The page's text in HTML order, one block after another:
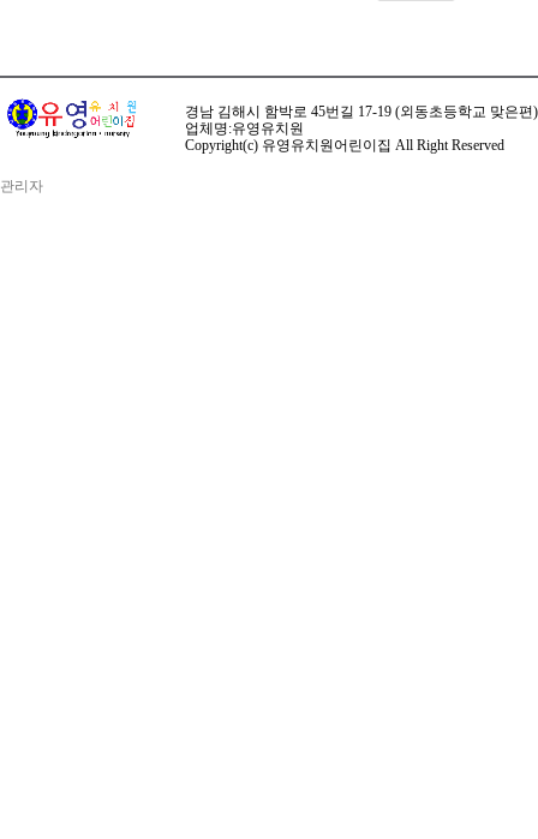
경남 김해시 함박로 45번길 17-19 (외동초등학교 맞은
업체명:유영유치원
Copyright(c) 유영유치원어린이집 All Right Reserved
관리자